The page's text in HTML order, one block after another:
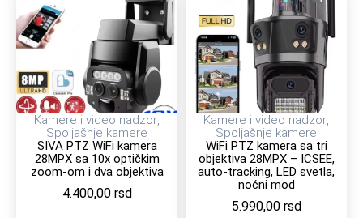
Kamere i video nadzor,
Spoljašnje kamere
SIVA PTZ WiFi kamera
28MPX sa 10x optičkim
zoom-om i dva objektiva
4.400,00 rsd
Kamere i video nadzor,
Spoljašnje kamere
WiFi PTZ kamera sa tri
objektiva 28MPX – ICSEE,
auto-tracking, LED svetla,
noćni mod
5.990,00 rsd